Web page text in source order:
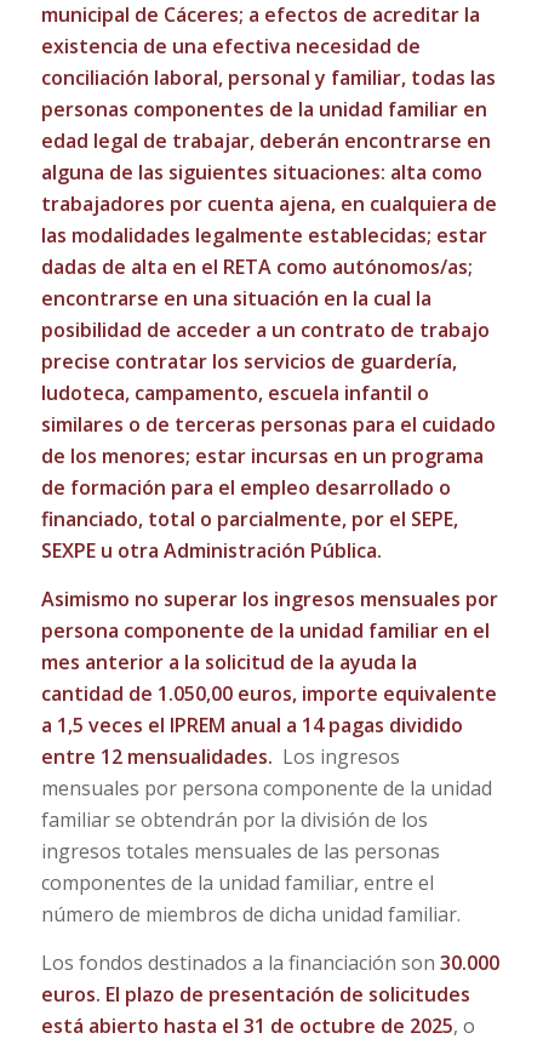
municipal de Cáceres; a efectos de acreditar la
existencia de una efectiva necesidad de
conciliación laboral, personal y familiar, todas las
personas componentes de la unidad familiar en
edad legal de trabajar, deberán encontrarse en
alguna de las siguientes situaciones: alta como
trabajadores por cuenta ajena, en cualquiera de
las modalidades legalmente establecidas; estar
dadas de alta en el RETA como autónomos/as;
encontrarse en una situación en la cual la
posibilidad de acceder a un contrato de trabajo
precise contratar los servicios de guardería,
ludoteca, campamento, escuela infantil o
similares o de terceras personas para el cuidado
de los menores; estar incursas en un programa
de formación para el empleo desarrollado o
financiado, total o parcialmente, por el SEPE,
SEXPE u otra Administración Pública.
Asimismo no superar los ingresos mensuales por
persona componente de la unidad familiar en el
mes anterior a la solicitud de la ayuda la
cantidad de 1.050,00 euros, importe equivalente
a 1,5 veces el IPREM anual a 14 pagas dividido
entre 12 mensualidades. Los ingresos
mensuales por persona componente de la unidad
familiar se obtendrán por la división de los
ingresos totales mensuales de las personas
componentes de la unidad familiar, entre el
número de miembros de dicha unidad familiar.
Los fondos destinados a la financiación son 30.000
euros. El plazo de presentación de solicitudes
está abierto hasta el 31 de octubre de 2025, o